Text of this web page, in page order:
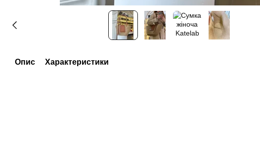
Опис Характеристики